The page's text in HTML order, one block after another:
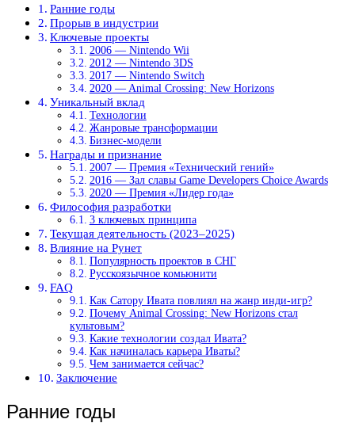
Ранние годы
Прорыв в индустрии
Ключевые проекты
2006 — Nintendo Wii
2012 — Nintendo 3DS
2017 — Nintendo Switch
2020 — Animal Crossing: New Horizons
Уникальный вклад
Технологии
Жанровые трансформации
Бизнес-модели
Награды и признание
2007 — Премия «Технический гений»
2016 — Зал славы Game Developers Choice Awards
2020 — Премия «Лидер года»
Философия разработки
3 ключевых принципа
Текущая деятельность (2023–2025)
Влияние на Рунет
Популярность проектов в СНГ
Русскоязычное комьюнити
FAQ
Как Сатору Ивата повлиял на жанр инди-игр?
Почему Animal Crossing: New Horizons стал
культовым?
Какие технологии создал Ивата?
Как начиналась карьера Иваты?
Чем занимается сейчас?
Заключение
Ранние годы